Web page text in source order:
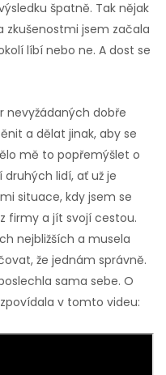
špatně. Tak nějak
jsem začala
líbí nebo ne. A dost se
nevyžádaných dobře
a dělat jinak, aby se
mě to popřemýšlet o
lidí, ať už je
situace, kdy jsem se
firmy a jít svojí cestou.
nejbližších a musela
že jednám správně.
sama sebe. O
v tomto videu: